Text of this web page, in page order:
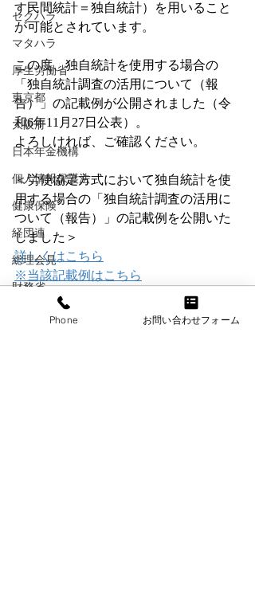
セクハラ
マタハラ
厚生労働省
東京都
大阪府
日本年金機構
個人情報保護法
健康保険
経団連
総理会見
財務省
業務改善助成金
す民間統計＝独自統計）を用いること
が可能とされています。
この度、独自統計を使用する場合の
「独自統計調査の活用について（報
告）」の記載例が公開されました（令
和6年11月27日公表）。
よろしければ、ご確認ください。
＜労使協定方式において独自統計を使
用する場合の「独自統計調査の活用に
ついて（報告）」の記載例を公開いた
しました＞
詳しくはこちら
※当該記載例はこちら
Phone お問い合わせフォーム